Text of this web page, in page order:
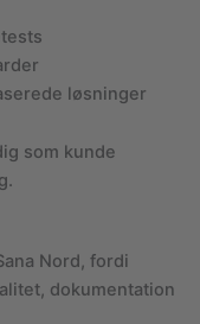
løsninger
som kunde
Nord, fordi
dokumentation